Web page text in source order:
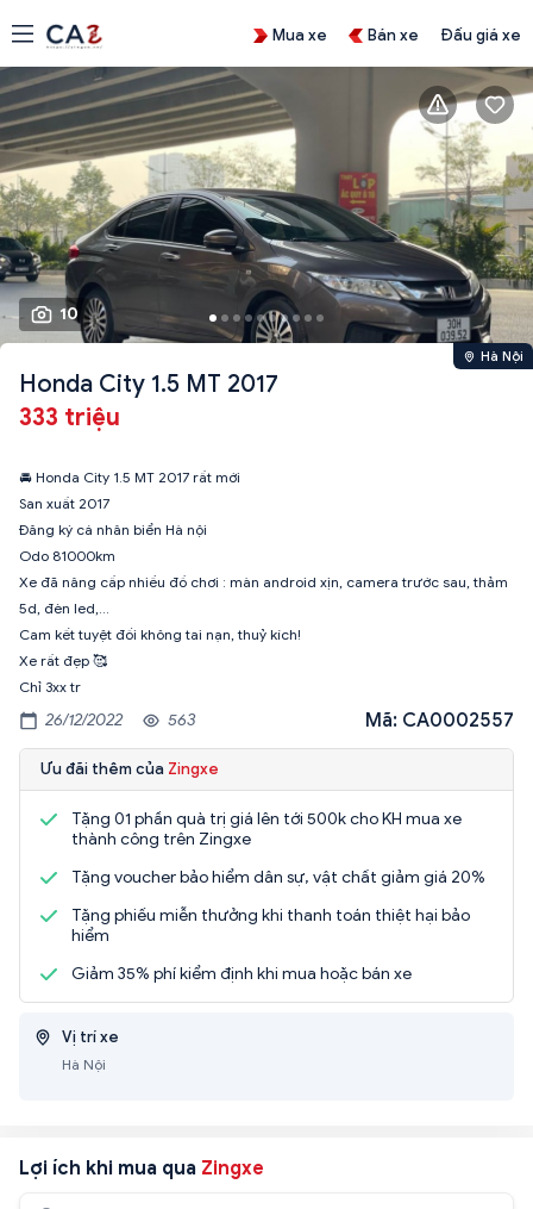
Mua xe Bán xe Đấu giá xe
10
Hà Nội
Honda City 1.5 MT 2017
333 triệu
🚘 Honda City 1.5 MT 2017 rất mới
San xuất 2017
Đăng ký cá nhân biển Hà nội
Odo 81000km
Xe đã nâng cấp nhiều đồ chơi : màn android xịn, camera trước sau, thảm
5d, đèn led,…
Cam kết tuyệt đối không tai nạn, thuỷ kích!
Xe rất đẹp 🥰
Chỉ 3xx tr
26/12/2022 563 Mã: CA0002557
Ưu đãi thêm của Zingxe
Tặng 01 phần quà trị giá lên tới 500k cho KH mua xe
thành công trên Zingxe
Tặng voucher bảo hiểm dân sự, vật chất giảm giá 20%
Tặng phiếu miễn thưởng khi thanh toán thiệt hại bảo
hiểm
Giảm 35% phí kiểm định khi mua hoặc bán xe
Vị trí xe
Hà Nội
Lợi ích khi mua qua Zingxe